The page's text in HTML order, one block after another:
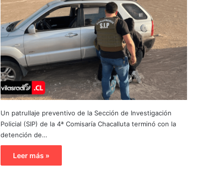
Un patrullaje preventivo de la Sección de Investigación
Policial (SIP) de la 4ª Comisaría Chacalluta terminó con la
detención de…
Leer más »